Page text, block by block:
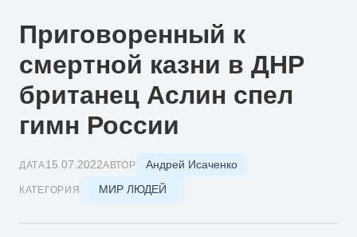
Приговоренный к
смертной казни в ДНР
британец Аслин спел
гимн России
ДАТА15.07.2022АВТОР Андрей Исаченко
КАТЕГОРИЯ МИР ЛЮДЕЙ